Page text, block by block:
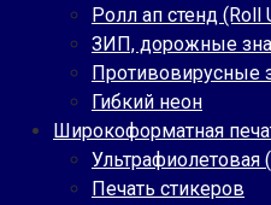
Ролл ап стенд (Roll
ЗИП, дорожные
Противовирусные
Гибкий неон
Широкоформатная
Ультрафиолетовая
Печать стикеров